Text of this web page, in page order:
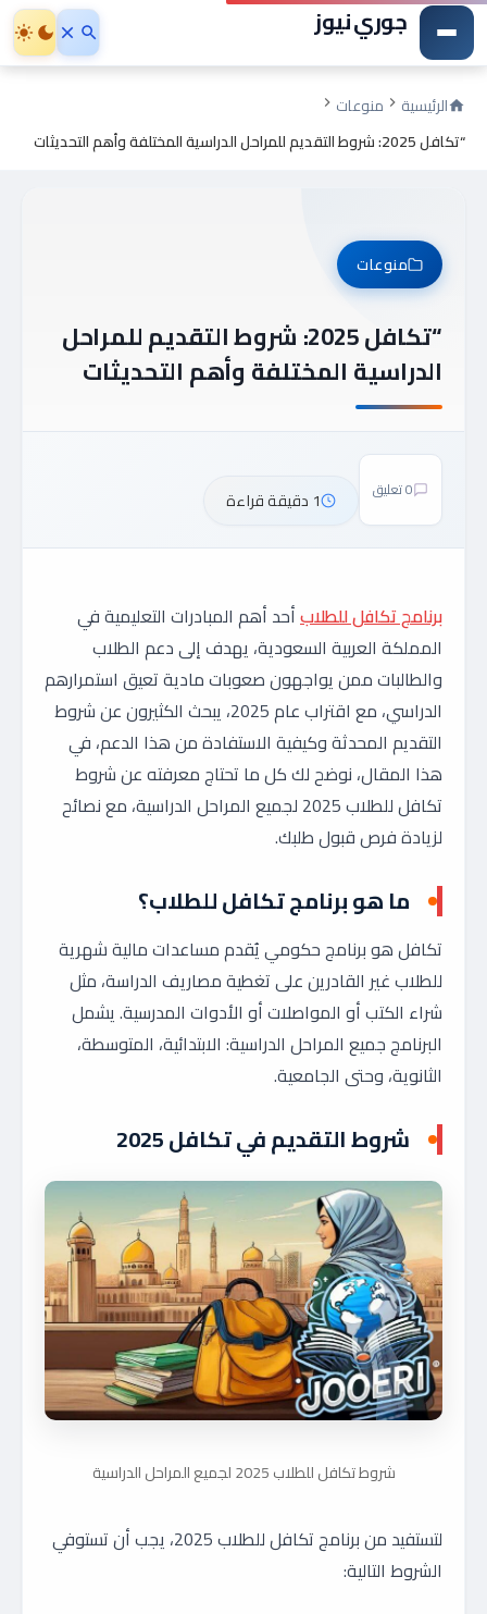
جوري نيوز
الرئيسية
منوعات
“تكافل 2025: شروط التقديم للمراحل الدراسية المختلفة وأهم التحديثات
منوعات
“تكافل 2025: شروط التقديم للمراحل
الدراسية المختلفة وأهم التحديثات
0 تعليق 1 دقيقة قراءة
برنامج تكافل للطلابأحد أهم المبادرات التعليمية في
المملكة العربية السعودية، يهدف إلى دعم الطلاب
والطالبات ممن يواجهون صعوبات مادية تعيق استمرارهم
الدراسي، مع اقتراب عام 2025، يبحث الكثيرون عن شروط
التقديم المحدثة وكيفية الاستفادة من هذا الدعم، في
هذا المقال، نوضح لك كل ما تحتاج معرفته عن شروط
تكافل للطلاب 2025 لجميع المراحل الدراسية، مع نصائح
لزيادة فرص قبول طلبك.
ما هو برنامج تكافل للطلاب؟
تكافل هو برنامج حكومي يُقدم مساعدات مالية شهرية
للطلاب غير القادرين على تغطية مصاريف الدراسة، مثل
شراء الكتب أو المواصلات أو الأدوات المدرسية. يشمل
البرنامج جميع المراحل الدراسية: الابتدائية، المتوسطة،
الثانوية، وحتى الجامعية.
شروط التقديم في تكافل 2025
شروط تكافل للطلاب 2025 لجميع المراحل الدراسية
لتستفيد من برنامج تكافل للطلاب 2025، يجب أن تستوفي
الشروط التالية: